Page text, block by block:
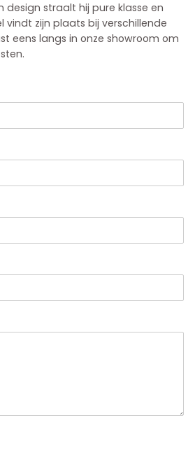
design straalt hij pure klasse en
vindt zijn plaats bij verschillende
eens langs in onze showroom om